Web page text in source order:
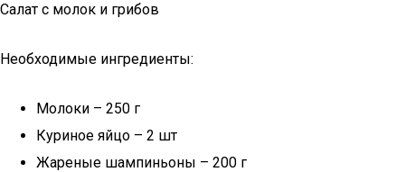
Салат с молок и грибов
Необходимые ингредиенты:
Молоки – 250 г
Куриное яйцо – 2 шт
Жареные шампиньоны – 200 г